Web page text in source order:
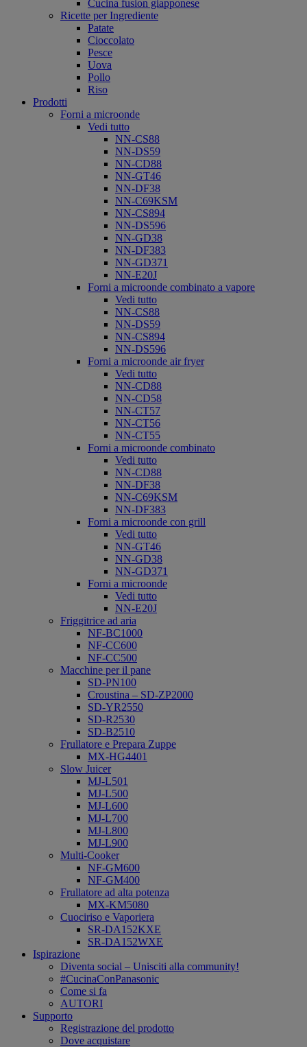
Cucina fusion giapponese
Ricette per Ingrediente
Patate
Cioccolato
Pesce
Uova
Pollo
Riso
Prodotti
Forni a microonde
Vedi tutto
NN-CS88
NN-DS59
NN-CD88
NN-GT46
NN-DF38
NN-C69KSM
NN-CS894
NN-DS596
NN-GD38
NN-DF383
NN-GD371
NN-E20J
Forni a microonde combinato a vapore
Vedi tutto
NN-CS88
NN-DS59
NN-CS894
NN-DS596
Forni a microonde air fryer
Vedi tutto
NN-CD88
NN-CD58
NN-CT57
NN-CT56
NN-CT55
Forni a microonde combinato
Vedi tutto
NN-CD88
NN-DF38
NN-C69KSM
NN-DF383
Forni a microonde con grill
Vedi tutto
NN-GT46
NN-GD38
NN-GD371
Forni a microonde
Vedi tutto
NN-E20J
Friggitrice ad aria
NF-BC1000
NF-CC600
NF-CC500
Macchine per il pane
SD-PN100
Croustina – SD-ZP2000
SD-YR2550
SD-R2530
SD-B2510
Frullatore e Prepara Zuppe
MX-HG4401
Slow Juicer
MJ-L501
MJ-L500
MJ-L600
MJ-L700
MJ-L800
MJ-L900
Multi-Cooker
NF-GM600
NF-GM400
Frullatore ad alta potenza
MX-KM5080
Cuociriso e Vaporiera
SR-DA152KXE
SR-DA152WXE
Ispirazione
Diventa social – Unisciti alla community!
#CucinaConPanasonic
Come si fa
AUTORI
Supporto
Registrazione del prodotto
Dove acquistare